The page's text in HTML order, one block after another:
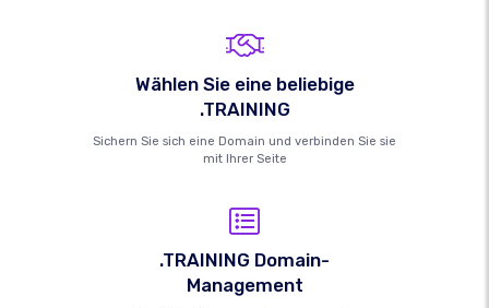
Wählen Sie eine beliebige
.TRAINING
Sichern Sie sich eine Domain und verbinden Sie sie
mit Ihrer Seite
.TRAINING Domain-
Management